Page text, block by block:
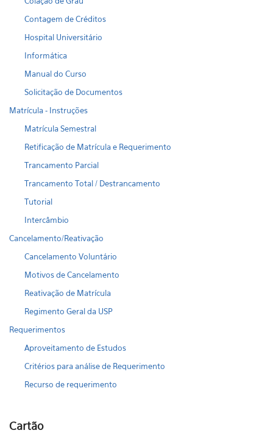
Contagem de Créditos
Hospital Universitário
Informática
Manual do Curso
Solicitação de Documentos
Matrícula - Instruções
Matrícula Semestral
Retificação de Matrícula e Requerimento
Trancamento Parcial
Trancamento Total / Destrancamento
Tutorial
Intercâmbio
Cancelamento/Reativação
Cancelamento Voluntário
Motivos de Cancelamento
Reativação de Matrícula
Regimento Geral da USP
Requerimentos
Aproveitamento de Estudos
Critérios para análise de Requerimento
Recurso de requerimento
Cartão